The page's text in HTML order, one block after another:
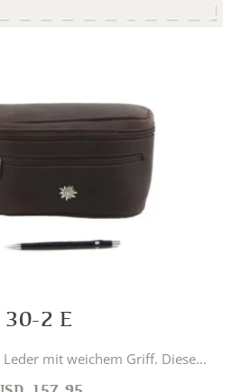
30-2 E
mit weichem Griff. Diese...